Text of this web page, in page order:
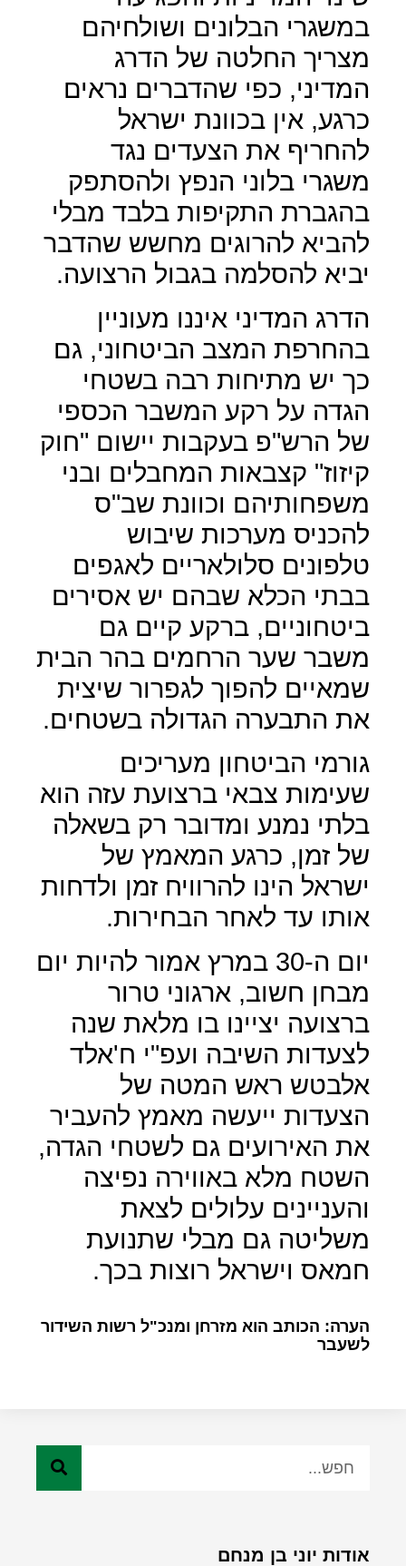
במשגרי הבלונים ושולחיהם
מצריך החלטה של הדרג
המדיני, כפי שהדברים נראים
כרגע, אין בכוונת ישראל
להחריף את הצעדים נגד
משגרי בלוני הנפץ ולהסתפק
בהגברת התקיפות בלבד מבלי
להביא להרוגים מחשש שהדבר
יביא להסלמה בגבול הרצועה.
הדרג המדיני איננו מעוניין
בהחרפת המצב הביטחוני, גם
כך יש מתיחות רבה בשטחי
הגדה על רקע המשבר הכספי
של הרש"פ בעקבות יישום "חוק
קיזוז" קצבאות המחבלים ובני
משפחותיהם וכוונת שב"ס
להכניס מערכות שיבוש
טלפונים סלולאריים לאגפים
בבתי הכלא שבהם יש אסירים
ביטחוניים, ברקע קיים גם
משבר שער הרחמים בהר הבית
שמאיים להפוך לגפרור שיצית
את התבערה הגדולה בשטחים.
גורמי הביטחון מעריכים
שעימות צבאי ברצועת עזה הוא
בלתי נמנע ומדובר רק בשאלה
של זמן, כרגע המאמץ של
ישראל הינו להרוויח זמן ולדחות
אותו עד לאחר הבחירות.
יום ה-30 במרץ אמור להיות יום
מבחן חשוב, ארגוני טרור
ברצועה יציינו בו מלאת שנה
לצעדות השיבה ועפ"י ח'אלד
אלבטש ראש המטה של
הצעדות ייעשה מאמץ להעביר
את האירועים גם לשטחי הגדה,
השטח מלא באווירה נפיצה
והעניינים עלולים לצאת
משליטה גם מבלי שתנועת
חמאס וישראל רוצות בכך.
הערה: הכותב הוא מזרחן ומנכ"ל רשות השידור
לשעבר
אודות יוני בן מנחם